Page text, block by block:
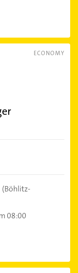
ECONOMY
(Böhlitz-
08:00